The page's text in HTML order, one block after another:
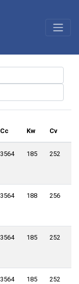
Cc Kw Cv
3564 185 252
3564 188 256
3564 185 252
3564 185 252